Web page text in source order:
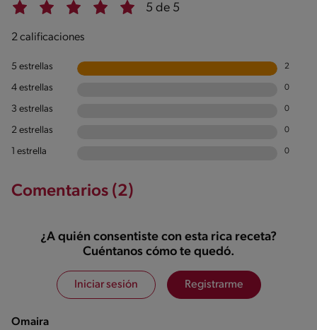
5 de 5
2 calificaciones
5 estrellas 2
4 estrellas 0
3 estrellas 0
2 estrellas 0
1 estrella 0
Comentarios (2)
¿A quién consentiste con esta rica receta?
Cuéntanos cómo te quedó.
Iniciar sesión Registrarme
Omaira